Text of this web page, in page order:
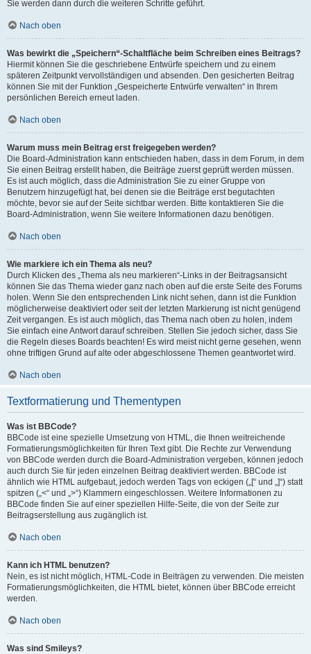
Sie werden dann durch die weiteren Schritte geführt.
Nach oben
Was bewirkt die „Speichern“-Schaltfläche beim Schreiben eines Beitrags?
Hiermit können Sie die geschriebene Entwürfe speichern und zu einem
späteren Zeitpunkt vervollständigen und absenden. Den gesicherten Beitrag
können Sie mit der Funktion „Gespeicherte Entwürfe verwalten“ in Ihrem
persönlichen Bereich erneut laden.
Nach oben
Warum muss mein Beitrag erst freigegeben werden?
Die Board-Administration kann entschieden haben, dass in dem Forum, in dem
Sie einen Beitrag erstellt haben, die Beiträge zuerst geprüft werden müssen.
Es ist auch möglich, dass die Administration Sie zu einer Gruppe von
Benutzern hinzugefügt hat, bei denen sie die Beiträge erst begutachten
möchte, bevor sie auf der Seite sichtbar werden. Bitte kontaktieren Sie die
Board-Administration, wenn Sie weitere Informationen dazu benötigen.
Nach oben
Wie markiere ich ein Thema als neu?
Durch Klicken des „Thema als neu markieren“-Links in der Beitragsansicht
können Sie das Thema wieder ganz nach oben auf die erste Seite des Forums
holen. Wenn Sie den entsprechenden Link nicht sehen, dann ist die Funktion
möglicherweise deaktiviert oder seit der letzten Markierung ist nicht genügend
Zeit vergangen. Es ist auch möglich, das Thema nach oben zu holen, indem
Sie einfach eine Antwort darauf schreiben. Stellen Sie jedoch sicher, dass Sie
die Regeln dieses Boards beachten! Es wird meist nicht gerne gesehen, wenn
ohne triftigen Grund auf alte oder abgeschlossene Themen geantwortet wird.
Nach oben
Textformatierung und Thementypen
Was ist BBCode?
BBCode ist eine spezielle Umsetzung von HTML, die Ihnen weitreichende
Formatierungsmöglichkeiten für Ihren Text gibt. Die Rechte zur Verwendung
von BBCode werden durch die Board-Administration vergeben, können jedoch
auch durch Sie für jeden einzelnen Beitrag deaktiviert werden. BBCode ist
ähnlich wie HTML aufgebaut, jedoch werden Tags von eckigen („[“ und „]“) statt
spitzen („<“ und „>“) Klammern eingeschlossen. Weitere Informationen zu
BBCode finden Sie auf einer speziellen Hilfe-Seite, die von der Seite zur
Beitragserstellung aus zugänglich ist.
Nach oben
Kann ich HTML benutzen?
Nein, es ist nicht möglich, HTML-Code in Beiträgen zu verwenden. Die meisten
Formatierungsmöglichkeiten, die HTML bietet, können über BBCode erreicht
werden.
Nach oben
Was sind Smileys?